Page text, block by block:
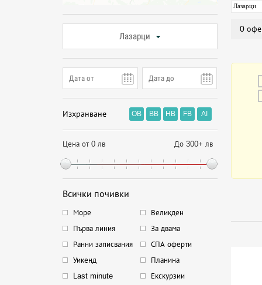
Лазарци
Изхранване OB BB HB FB AI
Цена от 0 лв До 300+ лв
Всички почивки
Море
Великден
Първа линия
За двама
Ранни записвания
СПА оферти
Уикенд
Планина
Last minute
Екскурзии
Лазарци
0